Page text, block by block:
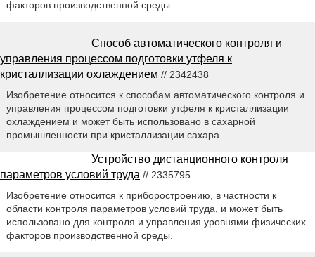
факторов производственной среды. .
Способ автоматического контроля и
управления процессом подготовки утфеля к
кристаллизации охлаждением // 2342438
Изобретение относится к способам автоматического контроля и
управления процессом подготовки утфеля к кристаллизации
охлаждением и может быть использовано в сахарной
промышленности при кристаллизации сахара.
Устройство дистанционного контроля
параметров условий труда // 2335795
Изобретение относится к приборостроению, в частности к
области контроля параметров условий труда, и может быть
использовано для контроля и управления уровнями физических
факторов производственной среды.